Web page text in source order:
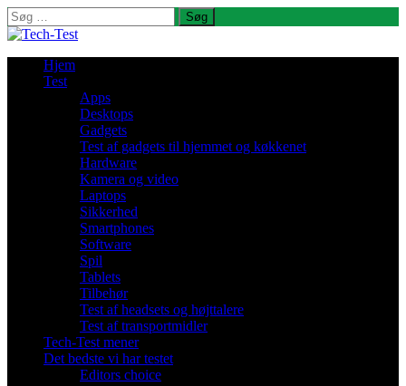
Søg
efter:
Hjem
Test
Apps
Desktops
Gadgets
Test af gadgets til hjemmet og køkkenet
Hardware
Kamera og video
Laptops
Sikkerhed
Smartphones
Software
Spil
Tablets
Tilbehør
Test af headsets og højttalere
Test af transportmidler
Tech-Test mener
Det bedste vi har testet
Editors choice